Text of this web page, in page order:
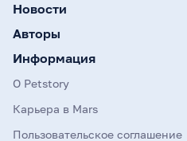
Новости
Авторы
Информация
О Petstory
Карьера в Mars
Пользовательское соглашение